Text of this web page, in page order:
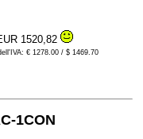
1520,82
€ 1278.00 / $ 1469.70
1CON